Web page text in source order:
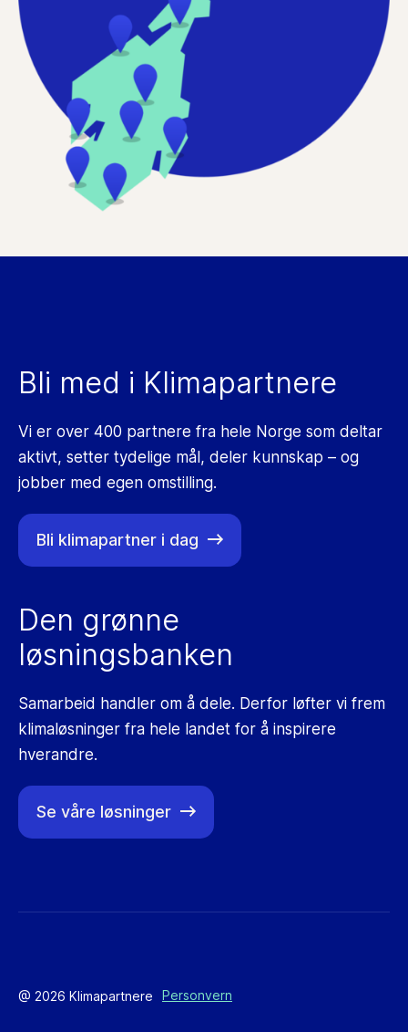
Bli med i Klimapartnere
Vi er over 400 partnere fra hele Norge som deltar
aktivt, setter tydelige mål, deler kunnskap ­– og
jobber med egen omstilling.
Bli klimapartner i dag
Den grønne
løsningsbanken
Samarbeid handler om å dele. Derfor løfter vi frem
klimaløsninger fra hele landet for å inspirere
hverandre.
Se våre løsninger
@ 2026 Klimapartnere Personvern